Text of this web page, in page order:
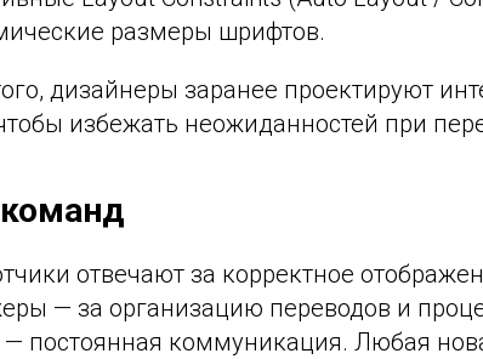
размеры шрифтов.
дизайнеры заранее проектируют
избежать неожиданностей при
отвечают за корректное
— за организацию переводов и
постоянная коммуникация. Любая